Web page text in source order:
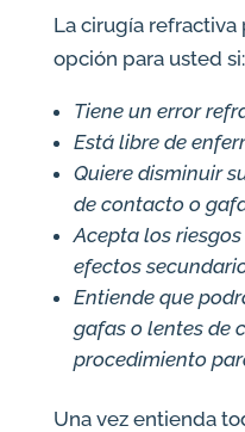
La cirugía refractiva
opción para usted si:
Tiene un error
Está libre de
Quiere disminuir
de contacto o
Acepta los
efectos
Entiende que
gafas o lentes de
procedimiento
Una vez entienda